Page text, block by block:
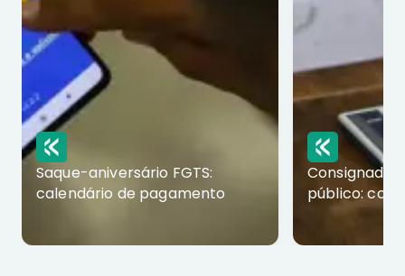
Saque-aniversário FGTS:
calendário de pagamento
Consignado
público: